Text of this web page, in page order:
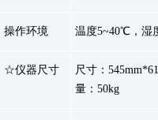
操作环境 温度5~40℃，湿
☆仪器尺寸
尺寸：
量：50kg